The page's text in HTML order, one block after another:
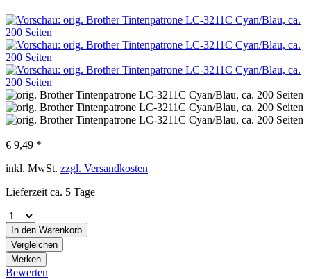
€ 9,49 *
inkl. MwSt. zzgl. Versandkosten
Lieferzeit ca. 5 Tage
In den Warenkorb
Vergleichen
Merken
Bewerten